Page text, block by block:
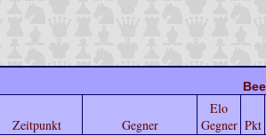
Zeitpunkt Gegner
Elo
Gegner Pkt